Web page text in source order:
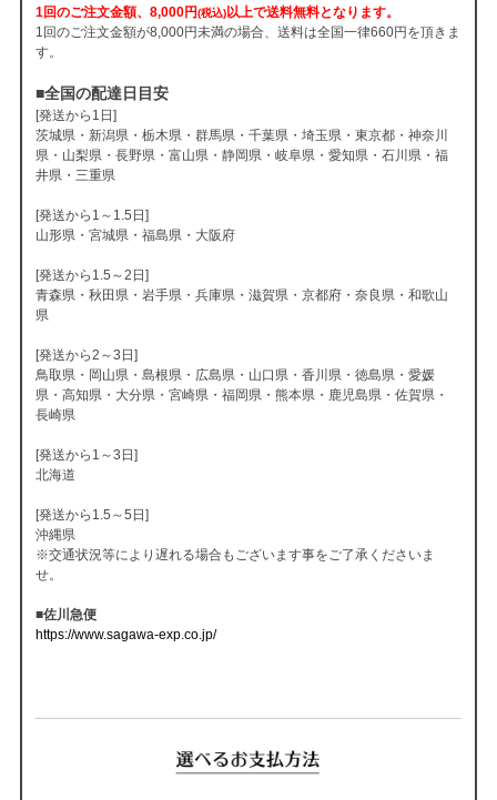
1回のご注文金額、8,000円(税込)以上で送料無料となります。
1回のご注文金額が8,000円未満の場合、送料は全国一律660円を頂きま
す。
■全国の配達日目安
[発送から1日]
茨城県・新潟県・栃木県・群馬県・千葉県・埼玉県・東京都・神奈川
県・山梨県・長野県・富山県・静岡県・岐阜県・愛知県・石川県・福
井県・三重県
[発送から1～1.5日]
山形県・宮城県・福島県・大阪府
[発送から1.5～2日]
青森県・秋田県・岩手県・兵庫県・滋賀県・京都府・奈良県・和歌山
県
[発送から2～3日]
鳥取県・岡山県・島根県・広島県・山口県・香川県・徳島県・愛媛
県・高知県・大分県・宮崎県・福岡県・熊本県・鹿児島県・佐賀県・
長崎県
[発送から1～3日]
北海道
[発送から1.5～5日]
沖縄県
※交通状況等により遅れる場合もございます事をご了承くださいま
せ。
■佐川急便
https://www.sagawa-exp.co.jp/